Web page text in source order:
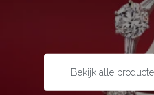
Bekijk alle